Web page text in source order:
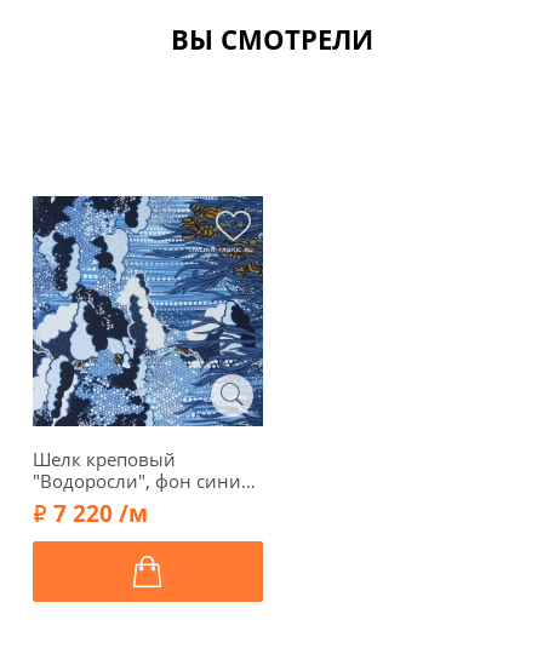
ВЫ СМОТРЕЛИ
Шелк креповый
"Водоросли", фон синий,
00707-2
7 220 /м